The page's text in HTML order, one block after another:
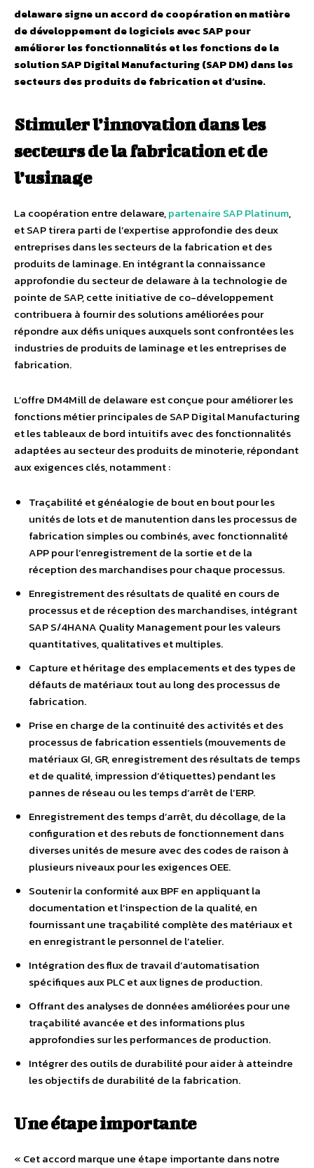
delaware signe un accord de coopération en matière
de développement de logiciels avec SAP pour
améliorer les fonctionnalités et les fonctions de la
solution SAP Digital Manufacturing (SAP DM) dans les
secteurs des produits de fabrication et d’usine.
Stimuler l’innovation dans les
secteurs de la fabrication et de
l’usinage
La coopération entre delaware,partenaire SAP Platinum,
et SAP tirera parti de l’expertise approfondie des deux
entreprises dans les secteurs de la fabrication et des
produits de laminage. En intégrant la connaissance
approfondie du secteur de delaware à la technologie de
pointe de SAP, cette initiative de co-développement
contribuera à fournir des solutions améliorées pour
répondre aux défis uniques auxquels sont confrontées les
industries de produits de laminage et les entreprises de
fabrication.
L’offre DM4Mill de delaware est conçue pour améliorer les
fonctions métier principales de SAP Digital Manufacturing
et les tableaux de bord intuitifs avec des fonctionnalités
adaptées au secteur des produits de minoterie, répondant
aux exigences clés, notamment :
Traçabilité et généalogie de bout en bout pour les
unités de lots et de manutention dans les processus de
fabrication simples ou combinés, avec fonctionnalité
APP pour l’enregistrement de la sortie et de la
réception des marchandises pour chaque processus.
Enregistrement des résultats de qualité en cours de
processus et de réception des marchandises, intégrant
SAP S/4HANA Quality Management pour les valeurs
quantitatives, qualitatives et multiples.
Capture et héritage des emplacements et des types de
défauts de matériaux tout au long des processus de
fabrication.
Prise en charge de la continuité des activités et des
processus de fabrication essentiels (mouvements de
matériaux GI, GR, enregistrement des résultats de temps
et de qualité, impression d’étiquettes) pendant les
pannes de réseau ou les temps d’arrêt de l’ERP.
Enregistrement des temps d’arrêt, du décollage, de la
configuration et des rebuts de fonctionnement dans
diverses unités de mesure avec des codes de raison à
plusieurs niveaux pour les exigences OEE.
Soutenir la conformité aux BPF en appliquant la
documentation et l’inspection de la qualité, en
fournissant une traçabilité complète des matériaux et
en enregistrant le personnel de l’atelier.
Intégration des flux de travail d’automatisation
spécifiques aux PLC et aux lignes de production.
Offrant des analyses de données améliorées pour une
traçabilité avancée et des informations plus
approfondies sur les performances de production.
Intégrer des outils de durabilité pour aider à atteindre
les objectifs de durabilité de la fabrication.
Une étape importante
« Cet accord marque une étape importante dans notre